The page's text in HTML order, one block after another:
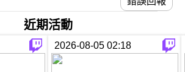
近期活動
2026-08-05 02:18